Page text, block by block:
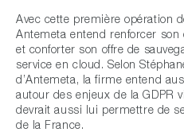
Avec cette première opération
Antemeta entend renforcer son
et conforter son offre de
service en cloud. Selon
d’Antemeta, la firme entend
autour des enjeux de la GDPR
devrait aussi lui permettre de
de la France.